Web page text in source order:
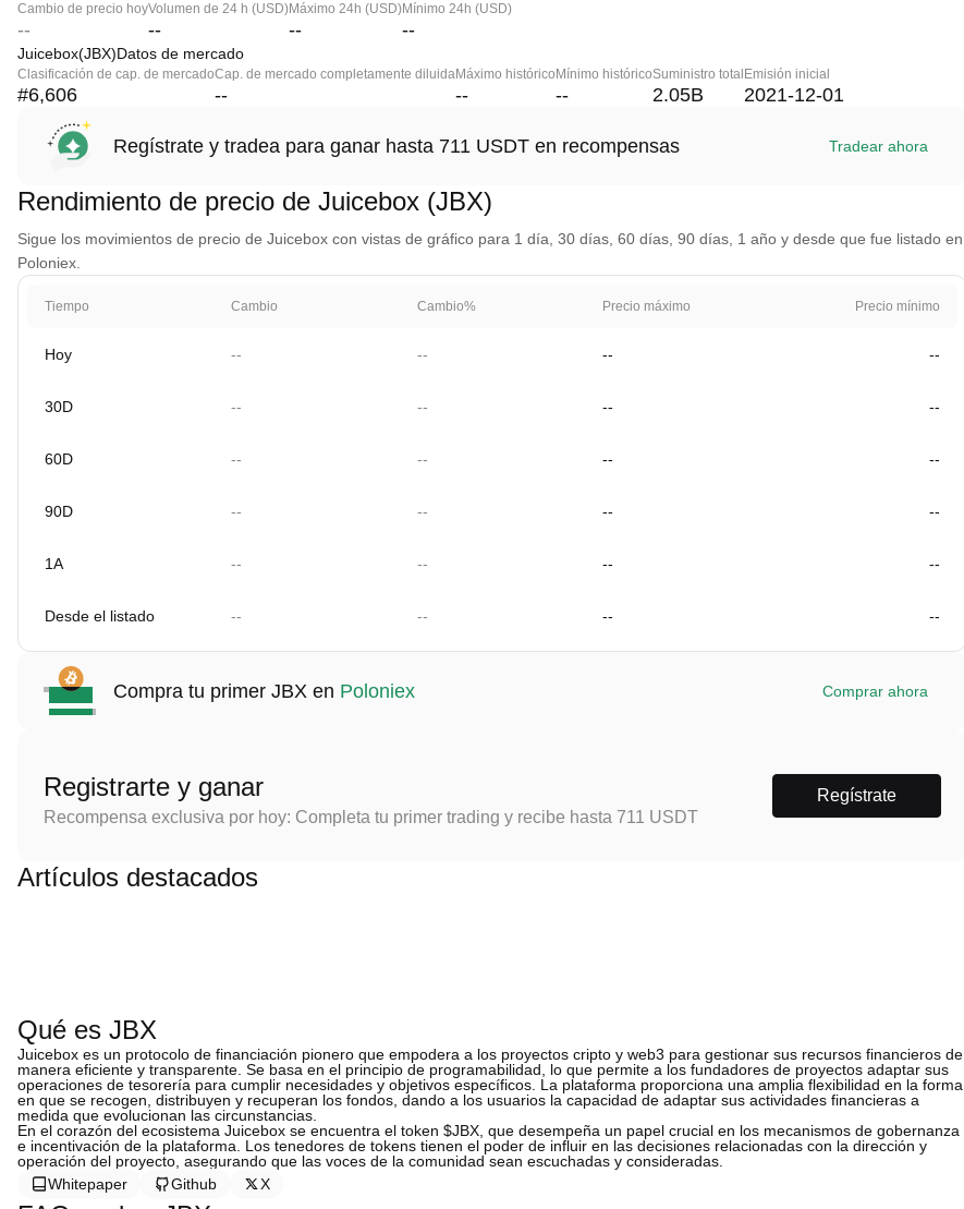
Cambio de precio hoy
--
Volumen de 24 h (USD)
--
Máximo 24h (USD)
--
Mínimo 24h (USD)
--
Juicebox(JBX)Datos de mercado
Clasificación de cap. de mercado
#6,606
Cap. de mercado completamente diluida
--
Máximo histórico
--
Mínimo histórico
--
Suministro total
2.05B
Emisión inicial
2021-12-01
Regístrate y tradea para ganar hasta 711 USDT en recompensas Tradear ahora
Rendimiento de precio de Juicebox (JBX)
Sigue los movimientos de precio de Juicebox con vistas de gráfico para 1 día, 30 días, 60 días, 90 días, 1 año y desde que fue listado en
Poloniex.
Tiempo Cambio Cambio% Precio máximo Precio mínimo
Hoy -- -- -- --
30D -- -- -- --
60D -- -- -- --
90D -- -- -- --
1A -- -- -- --
Desde el listado -- -- -- --
Compra tu primer JBX en Poloniex Comprar ahora
Registrarte y ganar
Recompensa exclusiva por hoy: Completa tu primer trading y recibe hasta 711 USDT
Regístrate
Artículos destacados
Qué es JBX
Juicebox es un protocolo de financiación pionero que empodera a los proyectos cripto y web3 para gestionar sus recursos financieros de
manera eficiente y transparente. Se basa en el principio de programabilidad, lo que permite a los fundadores de proyectos adaptar sus
operaciones de tesorería para cumplir necesidades y objetivos específicos. La plataforma proporciona una amplia flexibilidad en la forma
en que se recogen, distribuyen y recuperan los fondos, dando a los usuarios la capacidad de adaptar sus actividades financieras a
medida que evolucionan las circunstancias.
En el corazón del ecosistema Juicebox se encuentra el token $JBX, que desempeña un papel crucial en los mecanismos de gobernanza
e incentivación de la plataforma. Los tenedores de tokens tienen el poder de influir en las decisiones relacionadas con la dirección y
operación del proyecto, asegurando que las voces de la comunidad sean escuchadas y consideradas.
Whitepaper
Github X